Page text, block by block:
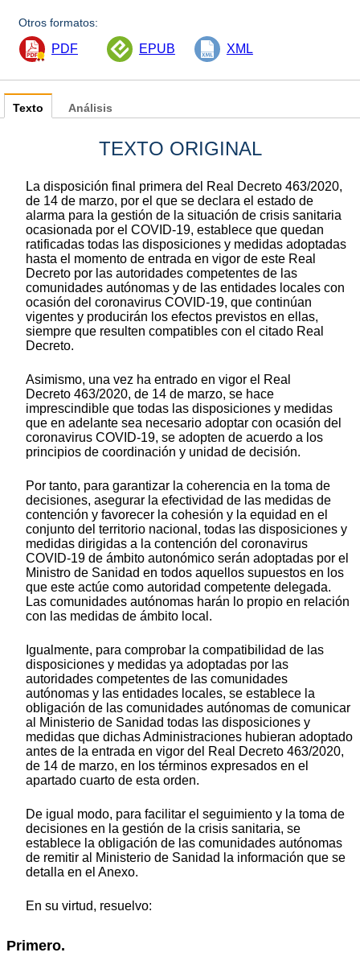
Otros formatos:
PDF EPUB XML
Texto
TEXTO ORIGINAL
La disposición final primera del Real Decreto 463/2020,
de 14 de marzo, por el que se declara el estado de
alarma para la gestión de la situación de crisis sanitaria
ocasionada por el COVID-19, establece que quedan
ratificadas todas las disposiciones y medidas adoptadas
hasta el momento de entrada en vigor de este Real
Decreto por las autoridades competentes de las
comunidades autónomas y de las entidades locales con
ocasión del coronavirus COVID-19, que continúan
vigentes y producirán los efectos previstos en ellas,
siempre que resulten compatibles con el citado Real
Decreto.
Asimismo, una vez ha entrado en vigor el Real
Decreto 463/2020, de 14 de marzo, se hace
imprescindible que todas las disposiciones y medidas
que en adelante sea necesario adoptar con ocasión del
coronavirus COVID-19, se adopten de acuerdo a los
principios de coordinación y unidad de decisión.
Por tanto, para garantizar la coherencia en la toma de
decisiones, asegurar la efectividad de las medidas de
contención y favorecer la cohesión y la equidad en el
conjunto del territorio nacional, todas las disposiciones y
medidas dirigidas a la contención del coronavirus
COVID-19 de ámbito autonómico serán adoptadas por el
Ministro de Sanidad en todos aquellos supuestos en los
que este actúe como autoridad competente delegada.
Las comunidades autónomas harán lo propio en relación
con las medidas de ámbito local.
Igualmente, para comprobar la compatibilidad de las
disposiciones y medidas ya adoptadas por las
autoridades competentes de las comunidades
autónomas y las entidades locales, se establece la
obligación de las comunidades autónomas de comunicar
al Ministerio de Sanidad todas las disposiciones y
medidas que dichas Administraciones hubieran adoptado
antes de la entrada en vigor del Real Decreto 463/2020,
de 14 de marzo, en los términos expresados en el
apartado cuarto de esta orden.
De igual modo, para facilitar el seguimiento y la toma de
decisiones en la gestión de la crisis sanitaria, se
establece la obligación de las comunidades autónomas
de remitir al Ministerio de Sanidad la información que se
detalla en el Anexo.
En su virtud, resuelvo:
Primero.
Análisis